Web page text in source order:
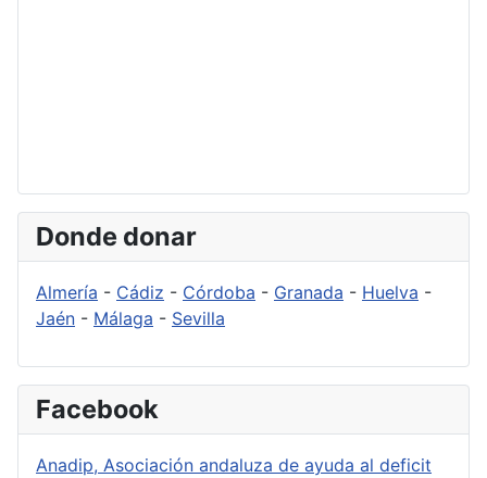
Donde donar
Almería - Cádiz - Córdoba - Granada - Huelva -
Jaén - Málaga - Sevilla
Facebook
Anadip, Asociación andaluza de ayuda al deficit